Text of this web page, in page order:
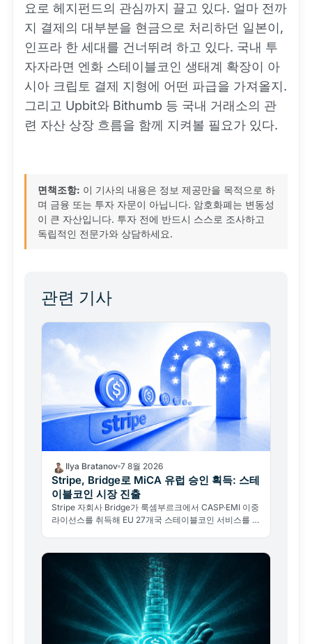
요로 헤지펀드의 관심까지 끌고 있다. 얼마 전까
지 결제의 대부분을 현금으로 처리하던 일본이,
인프라 한 세대를 건너뛰려 하고 있다. 국내 투
자자라면 엔화 스테이블코인 생태계 확장이 아
시아 크립토 결제 지형에 어떤 파급을 가져올지.
그리고 Upbit와 Bithumb 등 국내 거래소의 관
련 자산 상장 흐름을 함께 지켜볼 필요가 있다.
면책조항: 이 기사의 내용은 정보 제공만을 목적으로 하
며 금융 또는 투자 자문이 아닙니다. 암호화폐는 변동성
이 큰 자산입니다. 투자 전에 반드시 스스로 조사하고
독립적인 전문가와 상담하세요.
관련 기사
Ilya Bratanov 7 8월 2026
Stripe, Bridge로 MiCA 유럽 승인 획득: 스테
이블코인 시장 진출
Stripe 자회사 Bridge가 룩셈부르크에서 CASP·EMI 이중
라이선스를 취득해 EU 27개국 스테이블코인 서비스를 개